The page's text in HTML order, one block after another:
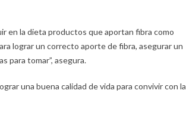
en la dieta productos que aportan fibra como
lograr un correcto aporte de fibra, asegurar un
para tomar”, asegura.
una buena calidad de vida para convivir con la